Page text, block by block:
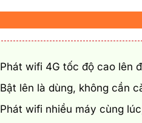
Phát wifi 4G tốc độ cao lên
Bật lên là dùng, không cần
Phát wifi nhiều máy cùng